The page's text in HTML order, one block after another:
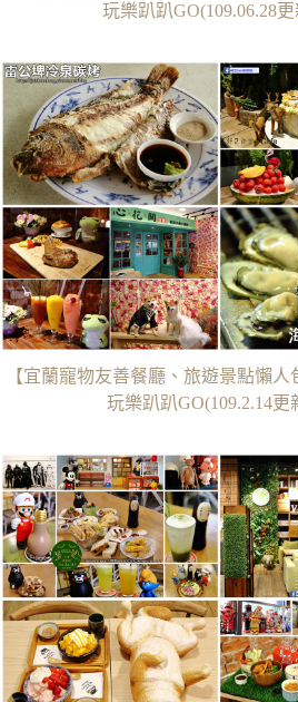
玩樂趴趴GO(109.06.28
【宜蘭寵物友善餐廳、旅遊景點懶
玩樂趴趴GO(109.2.14更